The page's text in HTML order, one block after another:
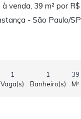
venda, 39 m² por R$
- São Paulo/SP
1
Vaga(s)
1
Banheiro(s)
39
M²